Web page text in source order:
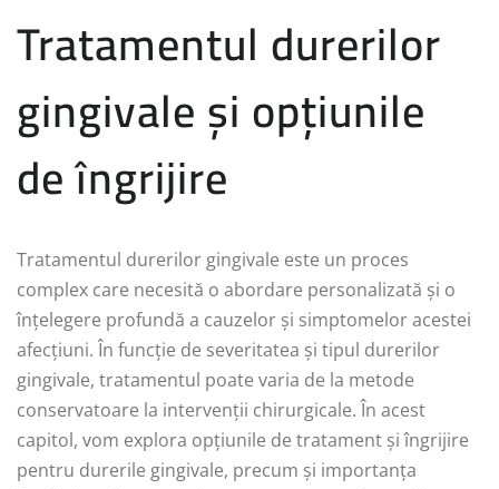
Tratamentul durerilor
gingivale și opțiunile
de îngrijire
Tratamentul durerilor gingivale este un proces
complex care necesită o abordare personalizată și o
înțelegere profundă a cauzelor și simptomelor acestei
afecțiuni. În funcție de severitatea și tipul durerilor
gingivale, tratamentul poate varia de la metode
conservatoare la intervenții chirurgicale. În acest
capitol, vom explora opțiunile de tratament și îngrijire
pentru durerile gingivale, precum și importanța